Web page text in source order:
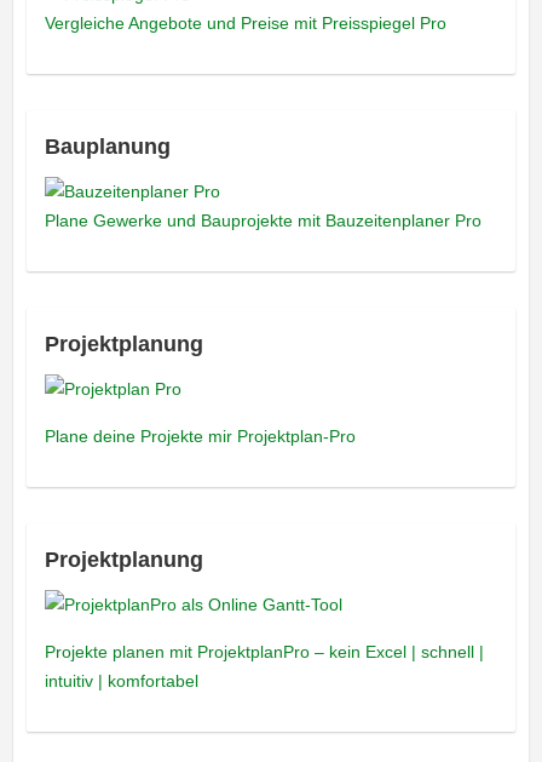
Vergleiche Angebote und Preise mit Preisspiegel Pro
Bauplanung
Plane Gewerke und Bauprojekte mit Bauzeitenplaner Pro
Projektplanung
Plane deine Projekte mir Projektplan-Pro
Projektplanung
Projekte planen mit ProjektplanPro – kein Excel | schnell |
intuitiv | komfortabel